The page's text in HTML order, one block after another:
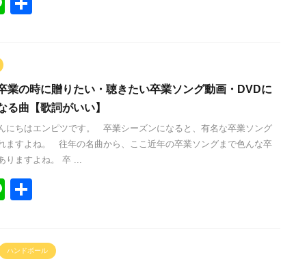
業の時に贈りたい・聴きたい卒業ソング動画・DVDに
る曲【歌詞がいい】
にちはエンピツです。 卒業シーズンになると、有名な卒業ソング
ますよね。 往年の名曲から、ここ近年の卒業ソングまで色んな卒
りますよね。 卒 ...
Li
ハンドボール